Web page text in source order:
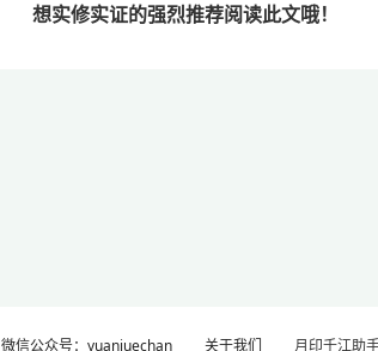
想实修实证的强烈推荐阅读此文哦！
微信公众号：yuanjuechan 关于我们 月印千江助手